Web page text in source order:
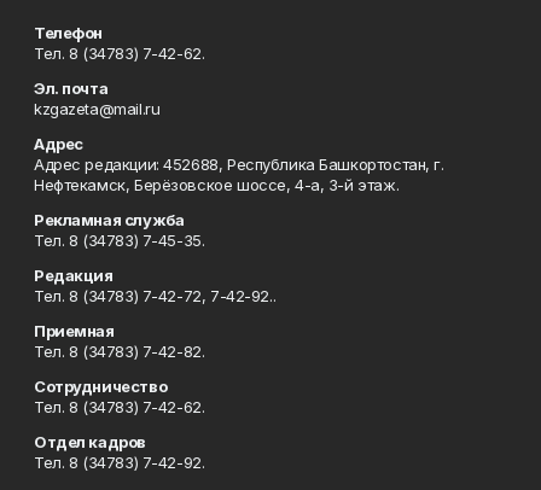
Телефон
Тел. 8 (34783) 7-42-62.
Эл. почта
kzgazeta@mail.ru
Адрес
Адрес редакции: 452688, Республика Башкортостан, г.
Нефтекамск, Берёзовское шоссе, 4-а, 3-й этаж.
Рекламная служба
Тел. 8 (34783) 7-45-35.
Редакция
Тел. 8 (34783) 7-42-72, 7-42-92..
Приемная
Тел. 8 (34783) 7-42-82.
Сотрудничество
Тел. 8 (34783) 7-42-62.
Отдел кадров
Тел. 8 (34783) 7-42-92.